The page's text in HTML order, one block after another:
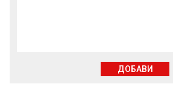
ДОБАВИ